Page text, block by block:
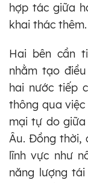
hợp tác giữa
khai thác thêm.
Hai bên cần
nhằm tạo
hai nước tiếp
thông qua
mại tự do giữa
Âu. Đồng thời,
lĩnh vực như
năng lượng